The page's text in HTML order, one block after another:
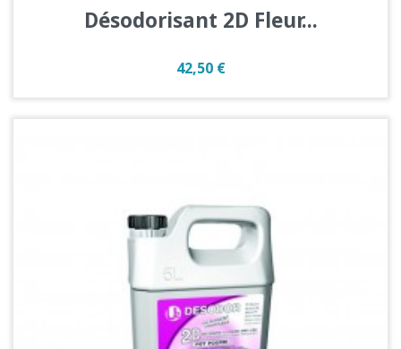
Désodorisant 2D Fleur...
Prix
42,50 €